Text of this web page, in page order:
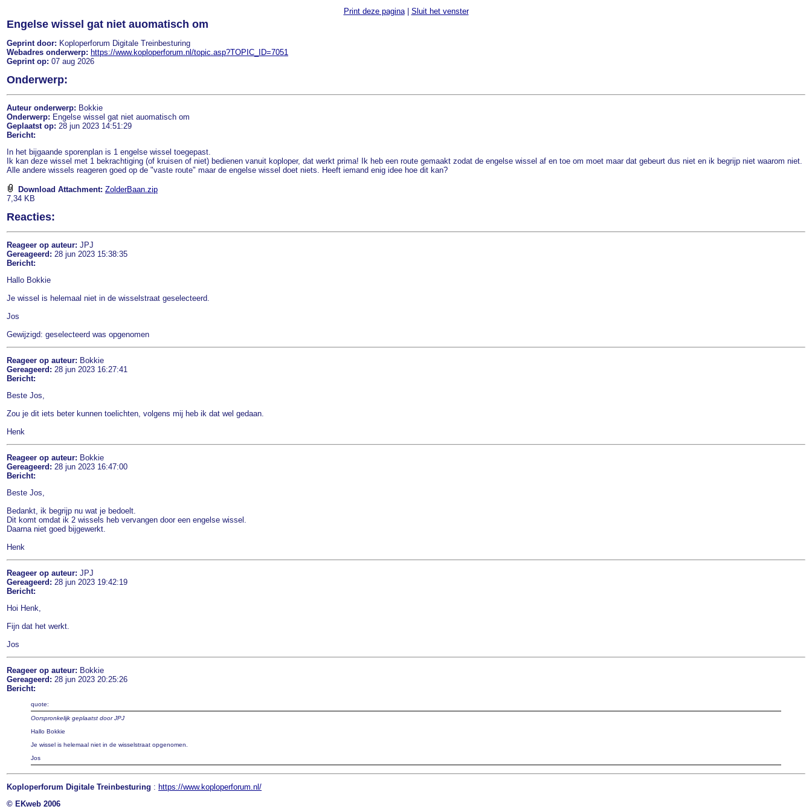
Print deze pagina| Sluit het venster
Engelse wissel gat niet auomatisch om
Geprint door: Koploperforum Digitale Treinbesturing
Webadres onderwerp: https://www.koploperforum.nl/topic.asp?TOPIC_ID=7051
Geprint op: 07 aug 2026
Onderwerp:
Auteur onderwerp: Bokkie
Onderwerp: Engelse wissel gat niet auomatisch om
Geplaatst op: 28 jun 2023 14:51:29
Bericht:
In het bijgaande sporenplan is 1 engelse wissel toegepast.
Ik kan deze wissel met 1 bekrachtiging (of kruisen of niet) bedienen vanuit koploper, dat werkt prima! Ik heb een route gemaakt zodat de engelse wissel af en toe om moet maar dat gebeurt dus niet en ik begrijp niet waarom niet.
Alle andere wissels reageren goed op de "vaste route" maar de engelse wissel doet niets. Heeft iemand enig idee hoe dit kan?
Download Attachment: ZolderBaan.zip
7,34 KB
Reacties:
Reageer op auteur: JPJ
Gereageerd: 28 jun 2023 15:38:35
Bericht:
Hallo Bokkie
Je wissel is helemaal niet in de wisselstraat geselecteerd.
Jos
Gewijzigd: geselecteerd was opgenomen
Reageer op auteur: Bokkie
Gereageerd: 28 jun 2023 16:27:41
Bericht:
Beste Jos,
Zou je dit iets beter kunnen toelichten, volgens mij heb ik dat wel gedaan.
Henk
Reageer op auteur: Bokkie
Gereageerd: 28 jun 2023 16:47:00
Bericht:
Beste Jos,
Bedankt, ik begrijp nu wat je bedoelt.
Dit komt omdat ik 2 wissels heb vervangen door een engelse wissel.
Daarna niet goed bijgewerkt.
Henk
Reageer op auteur: JPJ
Gereageerd: 28 jun 2023 19:42:19
Bericht:
Hoi Henk,
Fijn dat het werkt.
Jos
Reageer op auteur: Bokkie
Gereageerd: 28 jun 2023 20:25:26
Bericht:
quote:
Oorspronkelijk geplaatst door JPJ
Hallo Bokkie
Je wissel is helemaal niet in de wisselstraat opgenomen.
Jos
Koploperforum Digitale Treinbesturing : https://www.koploperforum.nl/
© EKweb 2006